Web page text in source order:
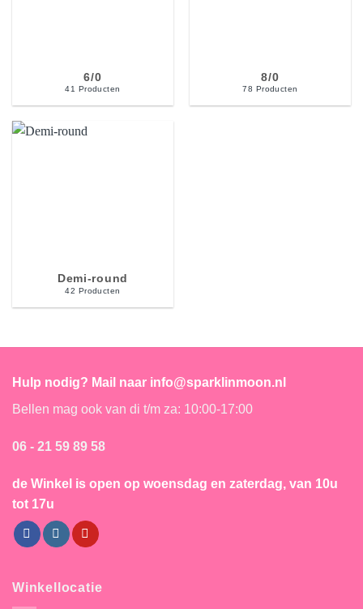
6/0
41 Producten
8/0
78 Producten
Demi-round
42 Producten
Hulp nodig? Mail naar info@sparklinmoon.nl
Bellen mag ook van di t/m za: 10:00-17:00
06 - 21 59 89 58
de Winkel is open op woensdag en zaterdag, van 10u
tot 17u
Winkellocatie